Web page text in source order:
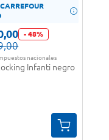
,00 -48%
,00
nacionales
Infanti negro